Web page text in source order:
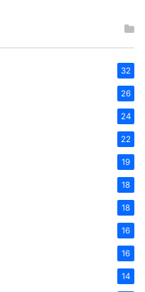
32
26
24
22
19
18
18
16
16
14